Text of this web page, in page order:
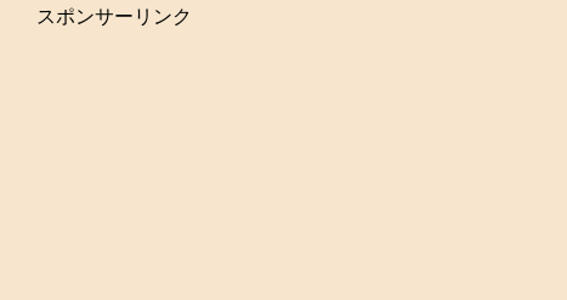
スポンサーリンク